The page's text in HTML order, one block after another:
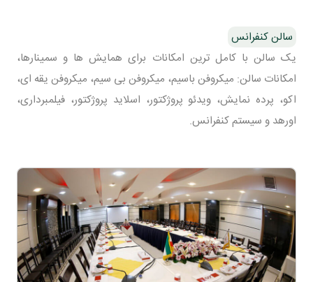
سالن کنفرانس
یک سالن با کامل ترین امکانات برای همایش ها و سمینارها،
امکانات سالن: میکروفن باسیم، میکروفن بی سیم، میکروفن یقه ای،
اکو، پرده نمایش، ویدئو پروژکتور، اسلاید پروژکتور، فیلمبرداری،
اورهد و سیستم کنفرانس.